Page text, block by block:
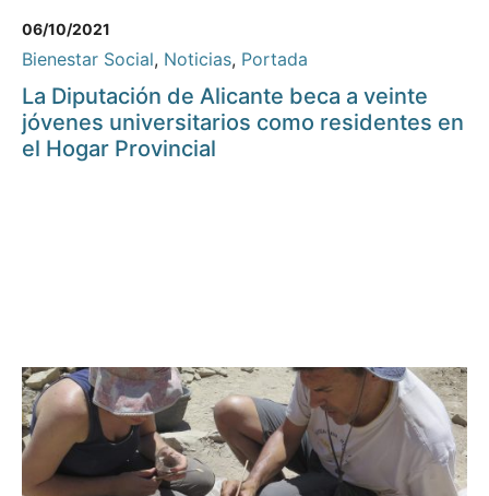
06/10/2021
Bienestar Social, Noticias, Portada
La Diputación de Alicante beca a veinte
jóvenes universitarios como residentes en
el Hogar Provincial